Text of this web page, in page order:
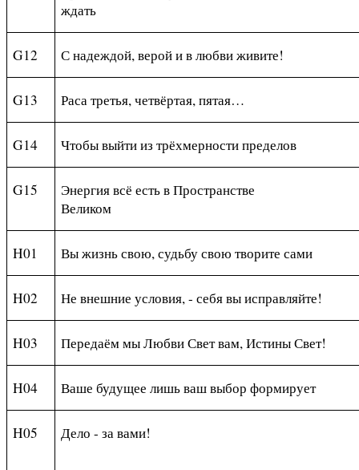
ждать
G12 С надеждой, верой и в любви живите!
G13 Раса третья, четвёртая, пятая…
G14 Чтобы выйти из трёхмерности пределов
G15
Энергия всё есть в Пространстве
Великом
H01 Вы жизнь свою, судьбу свою творите сами
H02 Не внешние условия, - себя вы исправляйте!
H03 Передаём мы Любви Свет вам, Истины Свет!
H04 Ваше будущее лишь ваш выбор формирует
H05 Дело - за вами!